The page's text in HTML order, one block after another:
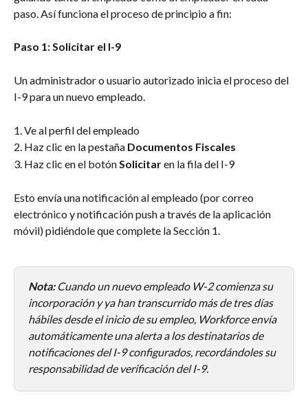
paso. Así funciona el proceso de principio a fin:
Paso 1: Solicitar el I-9
Un administrador o usuario autorizado inicia el proceso del
I-9 para un nuevo empleado.
1. Ve al perfil del empleado
2. Haz clic en la pestaña Documentos Fiscales
3. Haz clic en el botón Solicitar en la fila del I-9
Esto envía una notificación al empleado (por correo
electrónico y notificación push a través de la aplicación
móvil) pidiéndole que complete la Sección 1.
Nota: Cuando un nuevo empleado W-2 comienza su
incorporación y ya han transcurrido más de tres días
hábiles desde el inicio de su empleo, Workforce envía
automáticamente una alerta a los destinatarios de
notificaciones del I-9 configurados, recordándoles su
responsabilidad de verificación del I-9.